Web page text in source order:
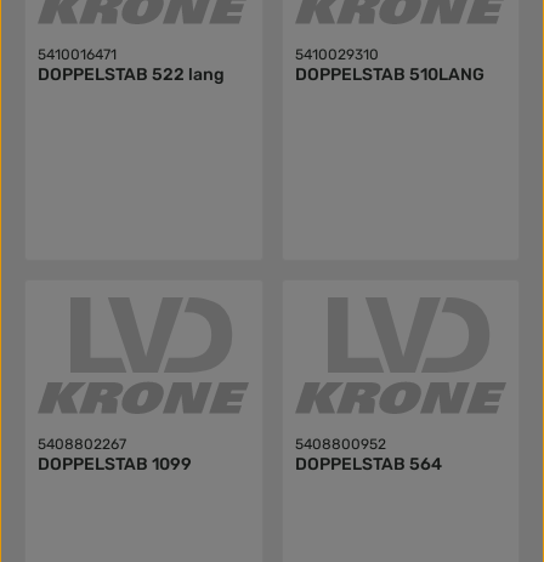
5410016471
DOPPELSTAB 522 lang
5410029310
DOPPELSTAB 510LANG
5408802267
DOPPELSTAB 1099
5408800952
DOPPELSTAB 564